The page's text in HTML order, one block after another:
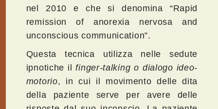
nel 2010 e che si denomina “Rapid
remission of anorexia nervosa and
unconscious communication”.
Questa tecnica utilizza nelle sedute
ipnotiche ilfinger-talking o dialogo ideo-
motorio, in cui il movimento delle dita
della paziente serve per avere delle